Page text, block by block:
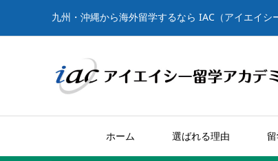
九州・沖縄から海外留学するなら IAC（アイエイシ
ホーム 選ばれる理由